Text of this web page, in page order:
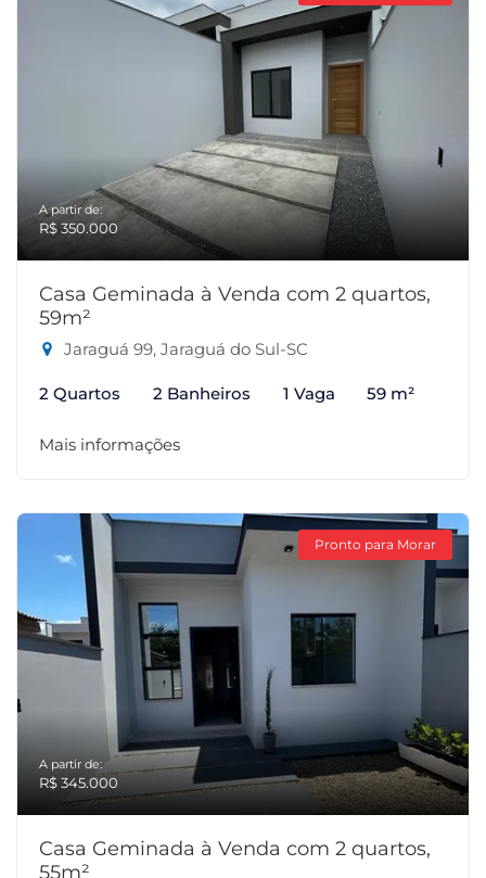
A partir de:
R$ 350.000
Casa Geminada à Venda com 2 quartos,
59m²
Jaraguá 99, Jaraguá do Sul-SC
2 Quartos 2 Banheiros 1 Vaga 59 m²
Mais informações
Pronto para Morar
A partir de:
R$ 345.000
Casa Geminada à Venda com 2 quartos,
55m²